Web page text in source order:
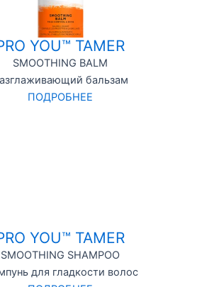
YOU™ TAMER
SMOOTHING BALM
бальзам
ПОДРОБНЕЕ
YOU™ TAMER
SMOOTHING SHAMPOO
для гладкости волос